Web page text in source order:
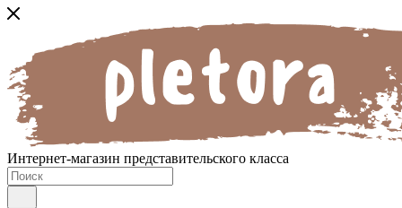
Интернет-магазин представительского класса